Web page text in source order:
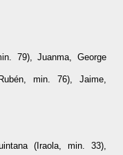
79), Juanma, George
min. 76), Jaime,
(Iraola, min. 33),